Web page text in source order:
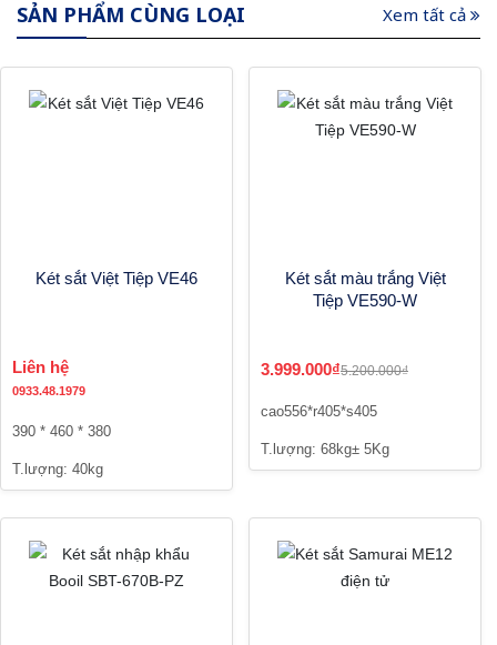
SẢN PHẨM CÙNG LOẠI Xem tất cả
Két sắt Việt Tiệp VE46
Liên hệ
0933.48.1979
390 * 460 * 380
T.lượng: 40kg
Két sắt màu trắng Việt
Tiệp VE590-W
3.999.000₫5.200.000₫
cao556*r405*s405
T.lượng: 68kg± 5Kg